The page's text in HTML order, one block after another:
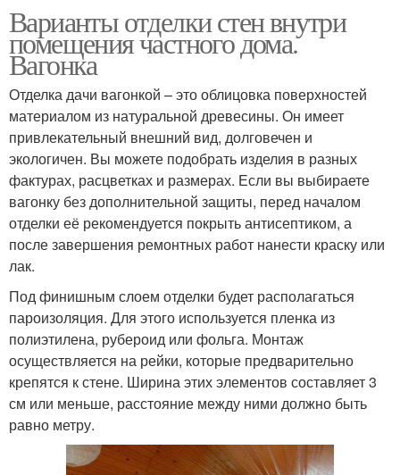
Варианты отделки стен внутри
помещения частного дома.
Вагонка
Отделка дачи вагонкой – это облицовка поверхностей
материалом из натуральной древесины. Он имеет
привлекательный внешний вид, долговечен и
экологичен. Вы можете подобрать изделия в разных
фактурах, расцветках и размерах. Если вы выбираете
вагонку без дополнительной защиты, перед началом
отделки её рекомендуется покрыть антисептиком, а
после завершения ремонтных работ нанести краску или
лак.
Под финишным слоем отделки будет располагаться
пароизоляция. Для этого используется пленка из
полиэтилена, рубероид или фольга. Монтаж
осуществляется на рейки, которые предварительно
крепятся к стене. Ширина этих элементов составляет 3
см или меньше, расстояние между ними должно быть
равно метру.